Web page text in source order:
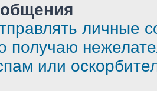
личные
получаю
или